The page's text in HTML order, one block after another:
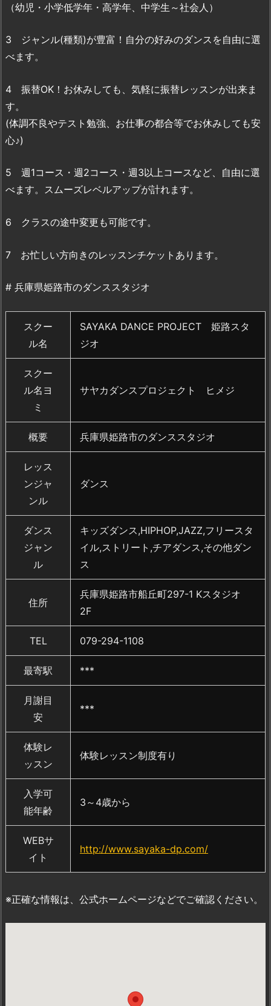
（幼児・小学低学年・高学年、中学生～社会人）
3 ジャンル(種類)が豊富！自分の好みのダンスを自由に選
べます。
4 振替OK！お休みしても、気軽に振替レッスンが出来ま
す。
(体調不良やテスト勉強、お仕事の都合等でお休みしても安
心♪)
5 週1コース・週2コース・週3以上コースなど、自由に選
べます。スムーズレベルアップが計れます。
6 クラスの途中変更も可能です。
7 お忙しい方向きのレッスンチケットあります。
# 兵庫県姫路市のダンススタジオ
スクー
ル名
SAYAKA DANCE PROJECT 姫路スタ
ジオ
スクー
ル名ヨ
ミ
サヤカダンスプロジェクト ヒメジ
概要 兵庫県姫路市のダンススタジオ
レッス
ンジャ
ンル
ダンス
ダンス
ジャン
ル
キッズダンス,HIPHOP,JAZZ,フリースタ
イル,ストリート,チアダンス,その他ダン
ス
住所
兵庫県姫路市船丘町297-1 Kスタジオ
2F
TEL 079-294-1108
最寄駅 ***
月謝目
安
***
体験レ
ッスン
体験レッスン制度有り
入学可
能年齢
3～4歳から
WEBサ
イト
http://www.sayaka-dp.com/
※正確な情報は、公式ホームページなどでご確認ください。